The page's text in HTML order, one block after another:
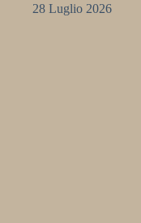
28 Luglio 2026